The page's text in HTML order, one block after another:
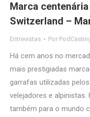
Marca
Switzerland –
Entrevistas Por
Há cem anos no
mais prestigiadas
garrafas utilizadas
velejadores e
também para o mundo